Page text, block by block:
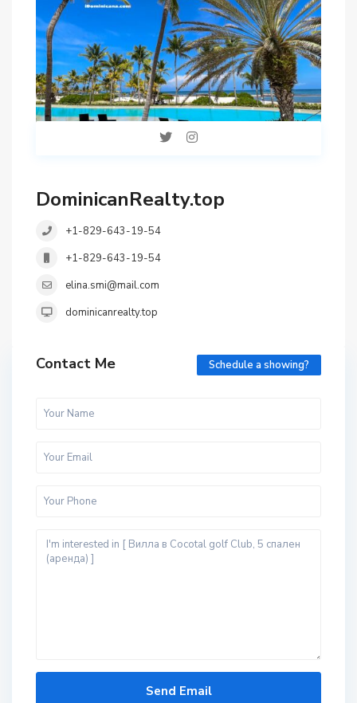
DominicanRealty.top
+1-829-643-19-54
+1-829-643-19-54
elina.smi@mail.com
dominicanrealty.top
Contact Me Schedule a showing?